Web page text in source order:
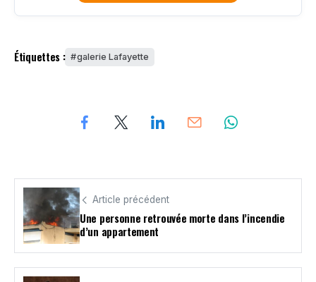
Étiquettes : galerie Lafayette
Article précédent
Une personne retrouvée morte dans l’incendie
d’un appartement